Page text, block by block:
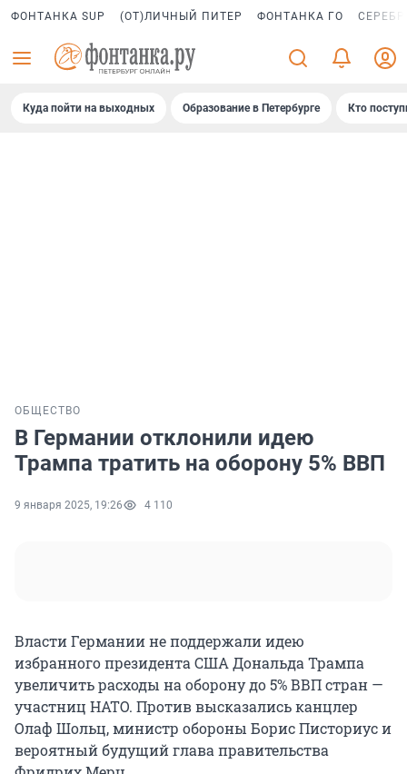
ФОНТАНКА SUP (ОТ)ЛИЧНЫЙ ПИТЕР ФОНТАНКА ГО
Куда пойти на выходных Образование в Петербурге Кто
ОБЩЕСТВО
В Германии отклонили идею
Трампа тратить на оборону 5% ВВП
9 января 2025, 19:26 4 110
Власти Германии не поддержали идею
избранного президента США Дональда Трампа
увеличить расходы на оборону до 5% ВВП стран —
участниц НАТО. Против высказались канцлер
Олаф Шольц, министр обороны Борис Писториус и
вероятный будущий глава правительства